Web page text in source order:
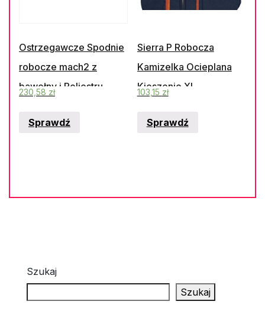
Ostrzegawcze Spodnie
robocze mach2 z
bawełny i Poliestru
szary rozmiar L
230,58 zł
Sprawdź
Sierra P Robocza
Kamizelka Ocieplana
Kieszenie Xl
103,15 zł
Sprawdź
Szukaj
Szukaj